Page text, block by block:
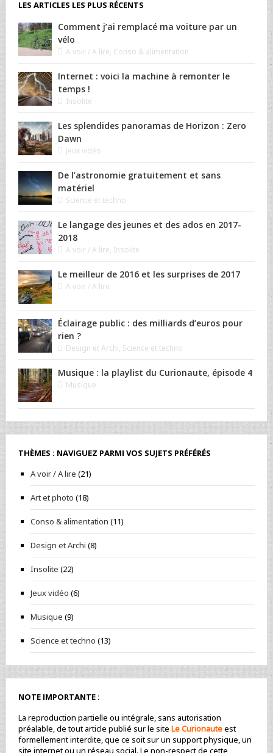
LES ARTICLES LES PLUS RÉCENTS
Comment j’ai remplacé ma voiture par un
vélo
A voir / A lire, Conso & alimentation
Internet : voici la machine à remonter le
temps !
Insolite
Les splendides panoramas de Horizon : Zero
Dawn
Jeux vidéo
De l’astronomie gratuitement et sans
matériel
Science et techno
Le langage des jeunes et des ados en 2017-
2018
A voir / A lire, Insolite
Le meilleur de 2016 et les surprises de 2017
A voir / A lire
Éclairage public : des milliards d’euros pour
rien ?
Design et Archi, Science et techno
Musique : la playlist du Curionaute, épisode 4
Musique
THÈMES : NAVIGUEZ PARMI VOS SUJETS PRÉFÉRÉS
A voir / A lire (21)
Art et photo (18)
Conso & alimentation (11)
Design et Archi (8)
Insolite (22)
Jeux vidéo (6)
Musique (9)
Science et techno (13)
NOTE IMPORTANTE :
La reproduction partielle ou intégrale, sans autorisation
préalable, de tout article publié sur le site Le Curionauteest
formellement interdite, que ce soit sur un support physique, un
site internet ou un réseau social. Le non-respect de cette